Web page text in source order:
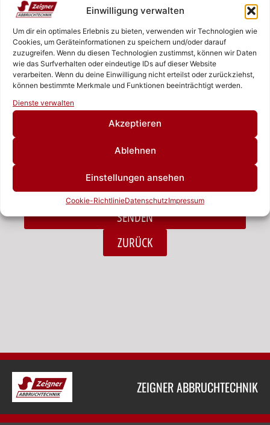
Einwilligung verwalten
Um dir ein optimales Erlebnis zu bieten, verwenden wir Technologien wie
Cookies, um Geräteinformationen zu speichern und/oder darauf
zuzugreifen. Wenn du diesen Technologien zustimmst, können wir Daten
wie das Surfverhalten oder eindeutige IDs auf dieser Website
verarbeiten. Wenn du deine Einwilligung nicht erteilst oder zurückziehst,
können bestimmte Merkmale und Funktionen beeinträchtigt werden.
Dienste verwalten
Akzeptieren
Ablehnen
Einstellungen ansehen
Cookie-RichtlinieDatenschutzImpressum
Telefon
Nachricht
Ich habe die Datenschutzerklärung zur Kenntnis
genommen.*
SENDEN
ZURÜCK
ZEIGNER ABBRUCHTECHNIK
Rufen Sie uns an!